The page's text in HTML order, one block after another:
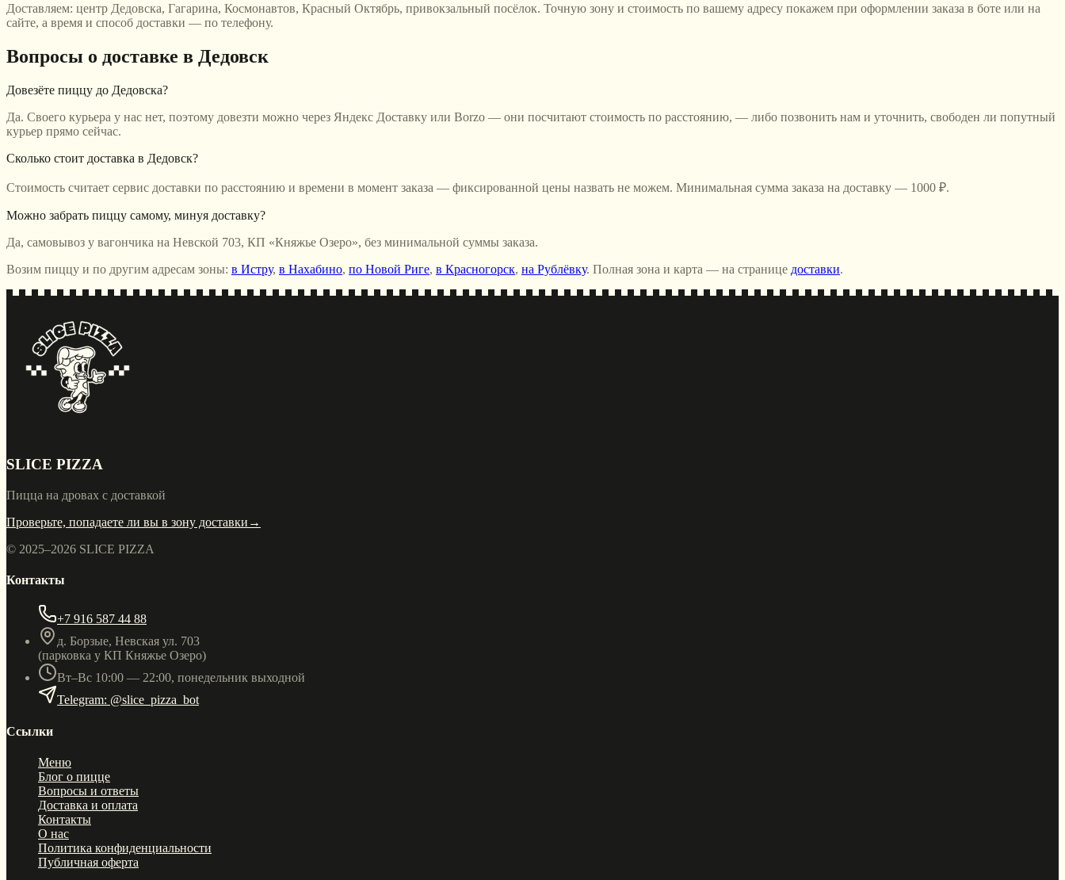
Доставляем: центр Дедовска, Гагарина, Космонавтов, Красный Октябрь, привокзальный посёлок. Точную зону и стоимость по вашему адресу покажем при оформлении заказа в боте или на
сайте, а время и способ доставки — по телефону.
Вопросы о доставке в Дедовск
Довезёте пиццу до Дедовска?
Да. Своего курьера у нас нет, поэтому довезти можно через Яндекс Доставку или Borzo — они посчитают стоимость по расстоянию, — либо позвонить нам и уточнить, свободен ли попутный
курьер прямо сейчас.
Сколько стоит доставка в Дедовск?
Стоимость считает сервис доставки по расстоянию и времени в момент заказа — фиксированной цены назвать не можем. Минимальная сумма заказа на доставку — 1000 ₽.
Можно забрать пиццу самому, минуя доставку?
Да, самовывоз у вагончика на Невской 703, КП «Княжье Озеро», без минимальной суммы заказа.
Возим пиццу и по другим адресам зоны: в Истру, в Нахабино, по Новой Риге, в Красногорск, на Рублёвку. Полная зона и карта — на странице доставки.
SLICE PIZZA
Пицца на дровах с доставкой
Проверьте, попадаете ли вы в зону доставки →
© 2025–2026 SLICE PIZZA
Контакты
+7 916 587 44 88
д. Борзые, Невская ул. 703
(парковка у КП Княжье Озеро)
Вт–Вс 10:00 — 22:00, понедельник выходной
Telegram: @slice_pizza_bot
Ссылки
Меню
Блог о пицце
Вопросы и ответы
Доставка и оплата
Контакты
О нас
Политика конфиденциальности
Публичная оферта